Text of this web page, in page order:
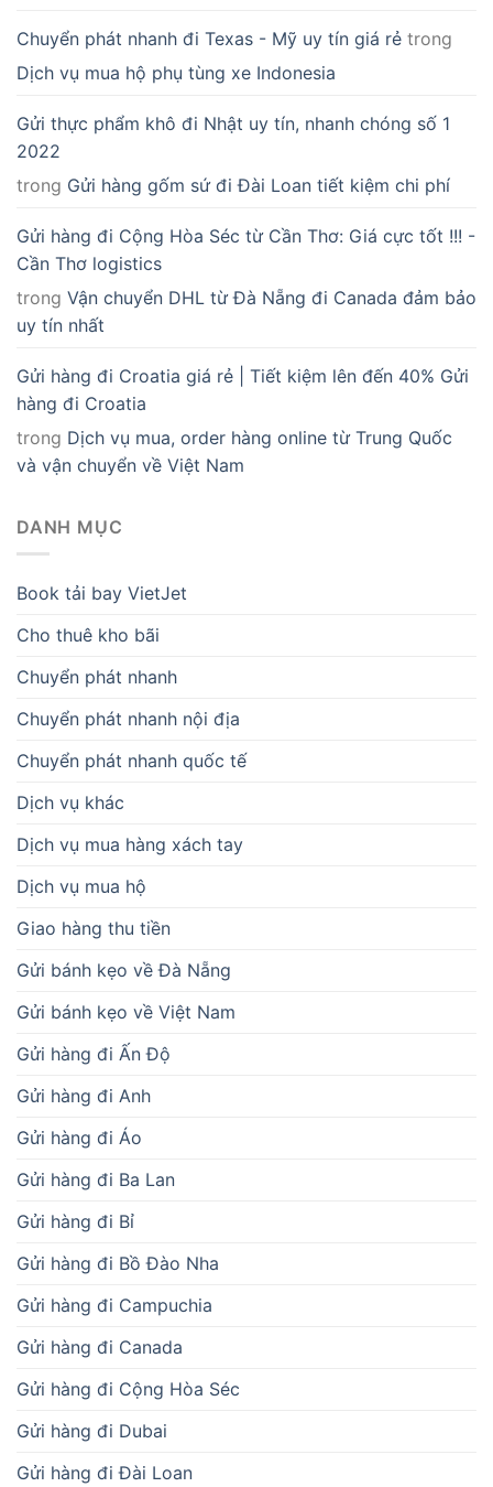
Chuyển phát nhanh đi Texas - Mỹ uy tín giá rẻ trong
Dịch vụ mua hộ phụ tùng xe Indonesia
Gửi thực phẩm khô đi Nhật uy tín, nhanh chóng số 1
2022
trong Gửi hàng gốm sứ đi Đài Loan tiết kiệm chi phí
Gửi hàng đi Cộng Hòa Séc từ Cần Thơ: Giá cực tốt !!! -
Cần Thơ logistics
trong Vận chuyển DHL từ Đà Nẵng đi Canada đảm bảo
uy tín nhất
Gửi hàng đi Croatia giá rẻ | Tiết kiệm lên đến 40% Gửi
hàng đi Croatia
trong Dịch vụ mua, order hàng online từ Trung Quốc
và vận chuyển về Việt Nam
DANH MỤC
Book tải bay VietJet
Cho thuê kho bãi
Chuyển phát nhanh
Chuyển phát nhanh nội địa
Chuyển phát nhanh quốc tế
Dịch vụ khác
Dịch vụ mua hàng xách tay
Dịch vụ mua hộ
Giao hàng thu tiền
Gửi bánh kẹo về Đà Nẵng
Gửi bánh kẹo về Việt Nam
Gửi hàng đi Ấn Độ
Gửi hàng đi Anh
Gửi hàng đi Áo
Gửi hàng đi Ba Lan
Gửi hàng đi Bỉ
Gửi hàng đi Bồ Đào Nha
Gửi hàng đi Campuchia
Gửi hàng đi Canada
Gửi hàng đi Cộng Hòa Séc
Gửi hàng đi Dubai
Gửi hàng đi Đài Loan